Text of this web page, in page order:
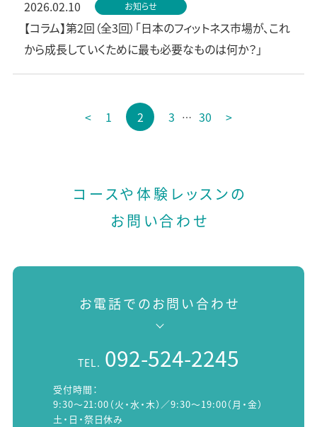
2026.02.10 お知らせ
【コラム】第2回（全3回）「日本のフィットネス市場が、これ
から成長していくために最も必要なものは何か？」
< 1 2 3 … 30 >
コースや体験レッスンの
お問い合わせ
お電話でのお問い合わせ
TEL. 092-524-2245
受付時間：
9:30～21:00（火・水・木）／9:30～19:00（月・金）
土・日・祭日休み